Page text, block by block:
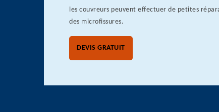
les couvreurs peuvent effectuer de petites
des microfissures.
DEVIS GRATUIT